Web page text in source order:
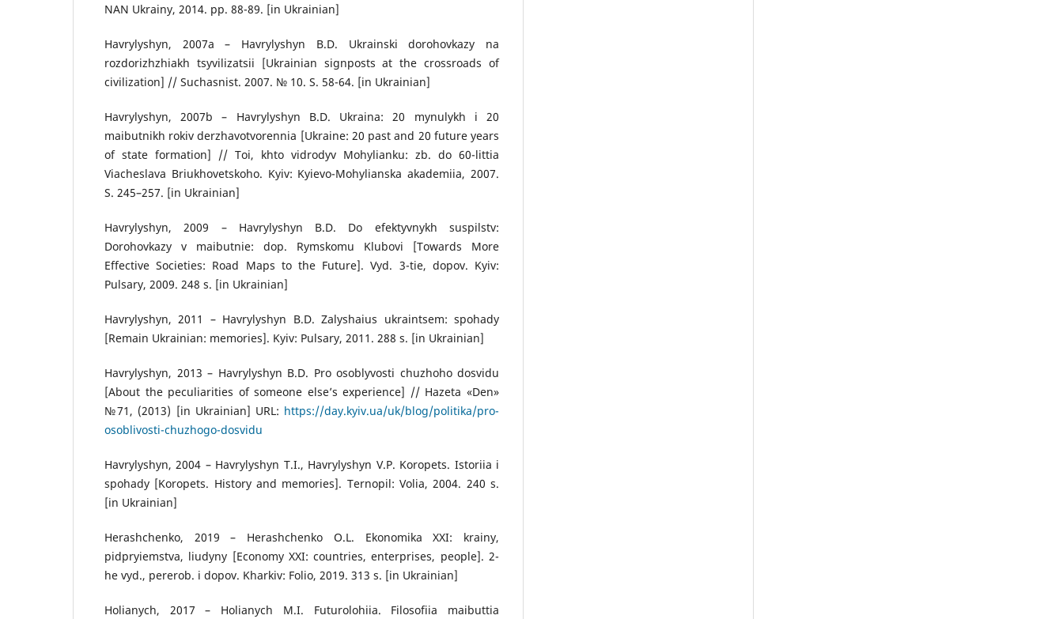
NAN Ukrainy, 2014. pp. 88-89. [in Ukrainian]
Havrylyshyn, 2007a – Havrylyshyn B.D. Ukrainski dorohovkazy na
rozdorizhzhiakh tsyvilizatsii [Ukrainian signposts at the crossroads of
civilization] // Suchasnist. 2007. № 10. S. 58-64. [in Ukrainian]
Havrylyshyn, 2007b – Havrylyshyn B.D. Ukraina: 20 mynulykh i 20
maibutnikh rokiv derzhavotvorennia [Ukraine: 20 past and 20 future years
of state formation] // Toi, khto vidrodyv Mohylianku: zb. do 60-littia
Viacheslava Briukhovetskoho. Kyiv: Kyievo-Mohylianska akademiia, 2007.
S. 245–257. [in Ukrainian]
Havrylyshyn, 2009 – Havrylyshyn B.D. Do efektyvnykh suspilstv:
Dorohovkazy v maibutnie: dop. Rymskomu Klubovi [Towards More
Effective Societies: Road Maps to the Future]. Vyd. 3-tie, dopov. Kyiv:
Pulsary, 2009. 248 s. [in Ukrainian]
Havrylyshyn, 2011 – Havrylyshyn B.D. Zalyshaius ukraintsem: spohady
[Remain Ukrainian: memories]. Kyiv: Pulsary, 2011. 288 s. [in Ukrainian]
Havrylyshyn, 2013 – Havrylyshyn B.D. Pro osoblyvosti chuzhoho dosvidu
[About the peculiarities of someone else’s experience] // Hazeta «Den»
№71, (2013) [in Ukrainian] URL: https://day.kyiv.ua/uk/blog/politika/pro-
osoblivosti-chuzhogo-dosvidu
Havrylyshyn, 2004 – Havrylyshyn T.I., Havrylyshyn V.P. Koropets. Istoriia i
spohady [Koropets. History and memories]. Ternopil: Volia, 2004. 240 s.
[in Ukrainian]
Herashchenko, 2019 – Herashchenko O.L. Ekonomika XXI: krainy,
pidpryiemstva, liudyny [Economy XXI: countries, enterprises, people]. 2-
he vyd., pererob. i dopov. Kharkiv: Folio, 2019. 313 s. [in Ukrainian]
Holianych, 2017 – Holianych M.I. Futurolohiia. Filosofiia maibuttia